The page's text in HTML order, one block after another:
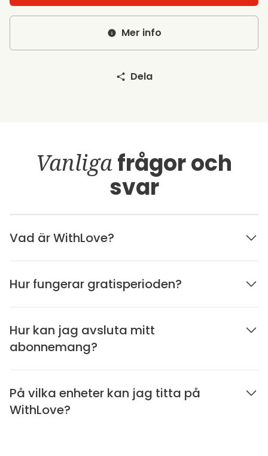
Mer info
Dela
Vanligafrågor och
svar
Vad är WithLove?
Hur fungerar gratisperioden?
Hur kan jag avsluta mitt
abonnemang?
På vilka enheter kan jag titta på
WithLove?